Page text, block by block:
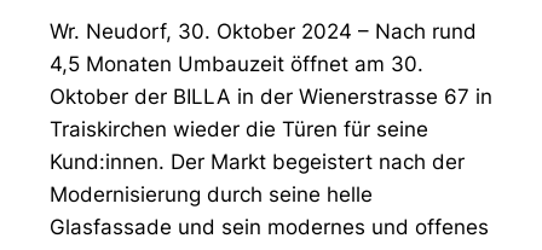
Wr. Neudorf, 30. Oktober 2024 – Nach rund
4,5 Monaten Umbauzeit öffnet am 30.
Oktober der BILLA in der Wienerstrasse 67 in
Traiskirchen wieder die Türen für seine
Kund:innen. Der Markt begeistert nach der
Modernisierung durch seine helle
Glasfassade und sein modernes und offenes